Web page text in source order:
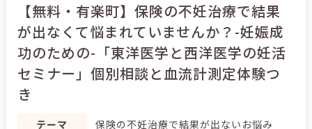
【無料・有楽町】保険の不妊治療で結果
が出なくて悩まれていませんか？-妊娠成
功のための-「東洋医学と西洋医学の妊活
セミナー」個別相談と血流計測定体験つ
き
テーマ
保険の不妊治療で結果が出ないお悩み